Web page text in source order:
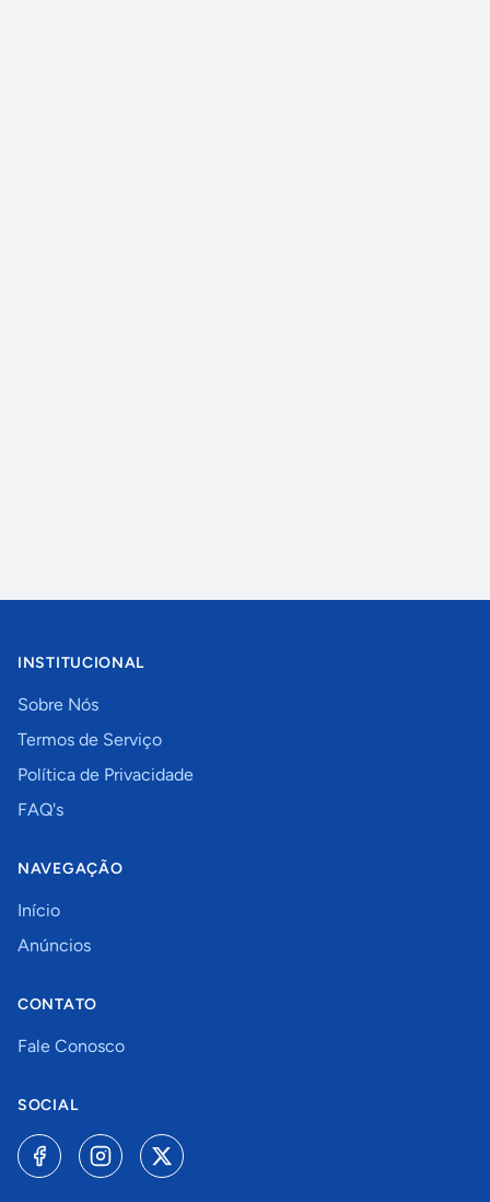
INSTITUCIONAL
Sobre Nós
Termos de Serviço
Política de Privacidade
FAQ's
NAVEGAÇÃO
Início
Anúncios
CONTATO
Fale Conosco
SOCIAL